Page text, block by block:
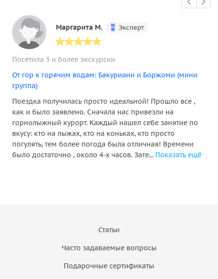
Маргарита М. Эксперт
Посетила 3 и более экскурсии
От гор к горячим водам: Бакуриани и Боржоми (мини
группа)
Поездка получилась просто идеальной! Прошло все ,
как и было заявлено. Сначала нас привезли на
горнолыжный курорт. Каждый нашел себе занятие по
вкусу: кто на лыжах, кто на коньках, кто просто
погулять, тем более погода была отличная! Времени
было достаточно , около 4-х часов. Зате... Показать ещё
Статьи
Часто задаваемые вопросы
Подарочные сертификаты